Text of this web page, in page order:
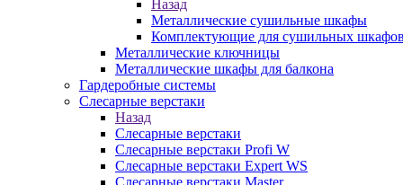
Назад
Металлические сушильные шкафы
Комплектующие для сушильных шкафов
Металлические ключницы
Металлические шкафы для балкона
Гардеробные системы
Слесарные верстаки
Назад
Слесарные верстаки
Слесарные верстаки Profi W
Слесарные верстаки Expert WS
Слесарные верстаки Master